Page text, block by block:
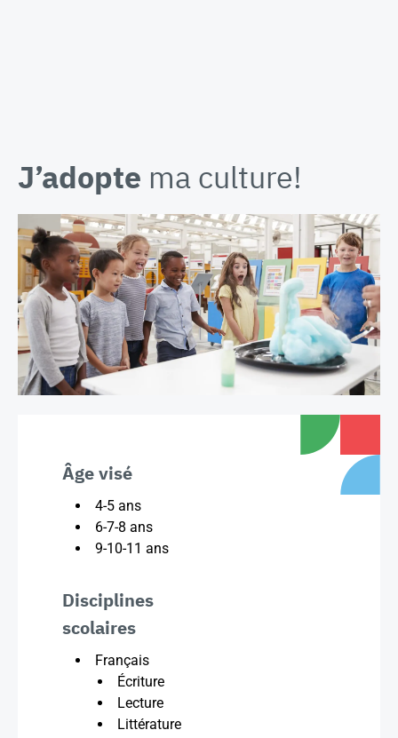
J’adopte ma culture!
Âge visé
4-5 ans
6-7-8 ans
9-10-11 ans
Disciplines
scolaires
Français
Écriture
Lecture
Littérature